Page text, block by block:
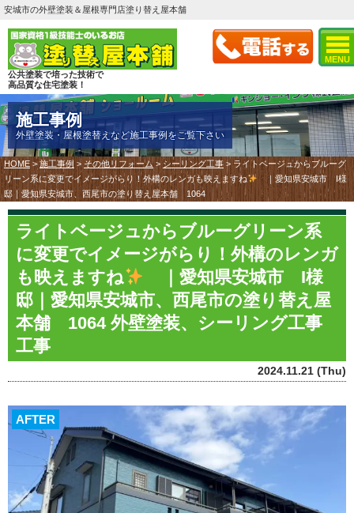
MENU
安城市の外壁塗装＆屋根専門店塗り替え屋本舗
公共塗装で培った技術で
高品質な住宅塗装！
施工事例
外壁塗装・屋根塗替えなど施工事例をご覧下さい
HOME >施工事例 > その他リフォーム > シーリング工事 > ライトベージュからブルーグ
リーン系に変更でイメージがらり！外構のレンガも映えますね
｜愛知県安城市 I様
邸｜愛知県安城市、西尾市の塗り替え屋本舗 1064
ライトベージュからブルーグリーン系
に変更でイメージがらり！外構のレンガ
も映えますね
｜愛知県安城市 I様
邸｜愛知県安城市、西尾市の塗り替え屋
本舗 1064 外壁塗装、シーリング工事
工事
2024.11.21 (Thu)
AFTER